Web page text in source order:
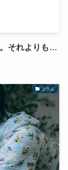
それよりも…
コラム